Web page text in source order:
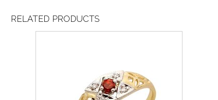
RELATED PRODUCTS